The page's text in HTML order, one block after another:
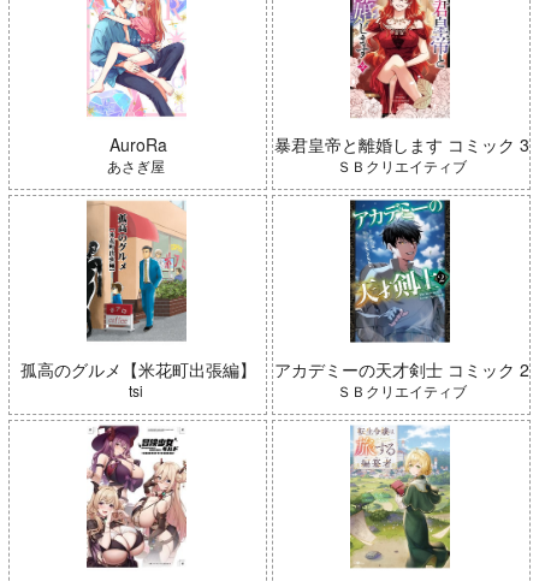
帝国機神ヴォルカミオン 2 ふかふかダンジョン攻略記 19
Peachful Story(通常盤)/桃鈴
ねね
り 春夏秋冬代行者 春の舞
AuroRa
あさぎ屋
孤高のグルメ【米花町出張編】
tsi
暴君皇帝と離婚します コミック 3
ＳＢクリエイティブ
アカデミーの天才剣士 コミック 2
ＳＢクリエイティブ